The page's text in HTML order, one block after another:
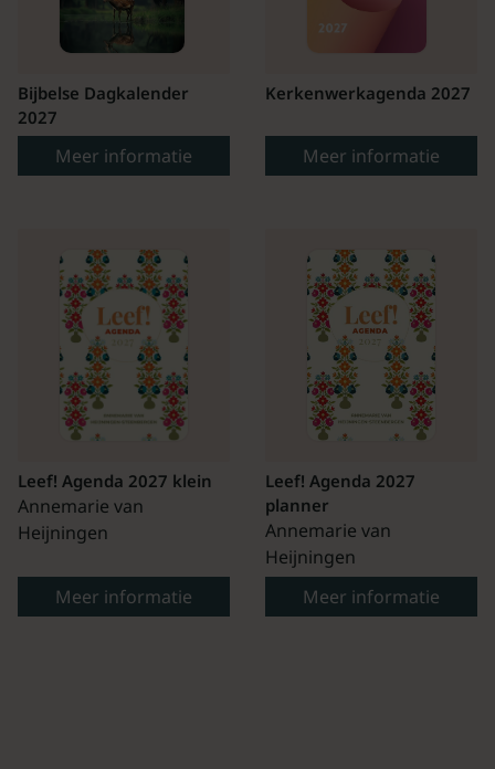
Bijbelse Dagkalender
2027
Meer informatie
Kerkenwerkagenda 2027
Meer informatie
Leef! Agenda 2027 klein
Annemarie van
Heijningen
Meer informatie
Leef! Agenda 2027
planner
Annemarie van
Heijningen
Meer informatie